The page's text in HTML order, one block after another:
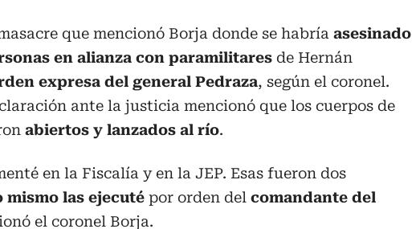
que mencionó Borja donde se habría asesinado
en alianza con paramilitares de Hernán
expresa del general Pedraza, según el coronel.
ante la justicia mencionó que los cuerpos de
abiertos y lanzados al río.
en la Fiscalía y en la JEP. Esas fueron dos
mismo las ejecuté por orden del comandante del
el coronel Borja.